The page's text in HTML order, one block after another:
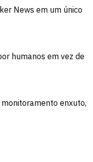
News em um único
humanos em vez de
enxuto,